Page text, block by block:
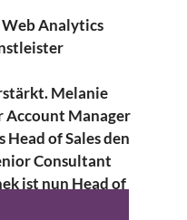
Analytics
Melanie
Account Manager
of Sales den
Consultant
ist nun Head of